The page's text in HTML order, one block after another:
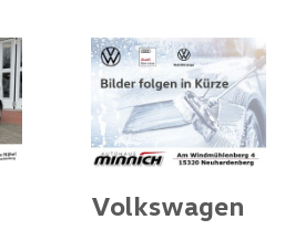
Volkswagen